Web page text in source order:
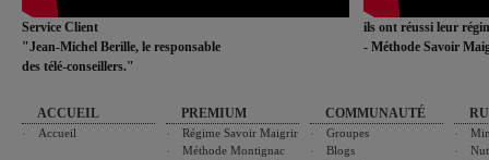
Service Client
"Jean-Michel Berille, le responsable
des télé-conseillers."
ils ont réussi leur
- Méthode Savoir
ACCUEIL
Accueil
PREMIUM
Régime Savoir Maigrir
Méthode Montignac
COMMUNAUTÉ
Groupes
Blogs